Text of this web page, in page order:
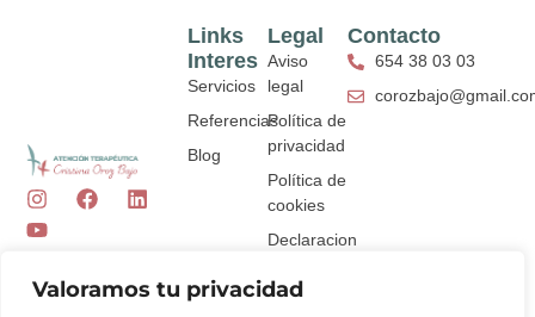
Valoramos tu privacidad
I
n
s
a
g
F
b
o
L
e
d
Y
o
u
u
b
Legal
Aviso
legal
Política de
privacidad
Política de
cookies
Declaracion
accesibilidad
Links
Interes
Servicios
Referencias
Blog
Contacto
654 38 03 03